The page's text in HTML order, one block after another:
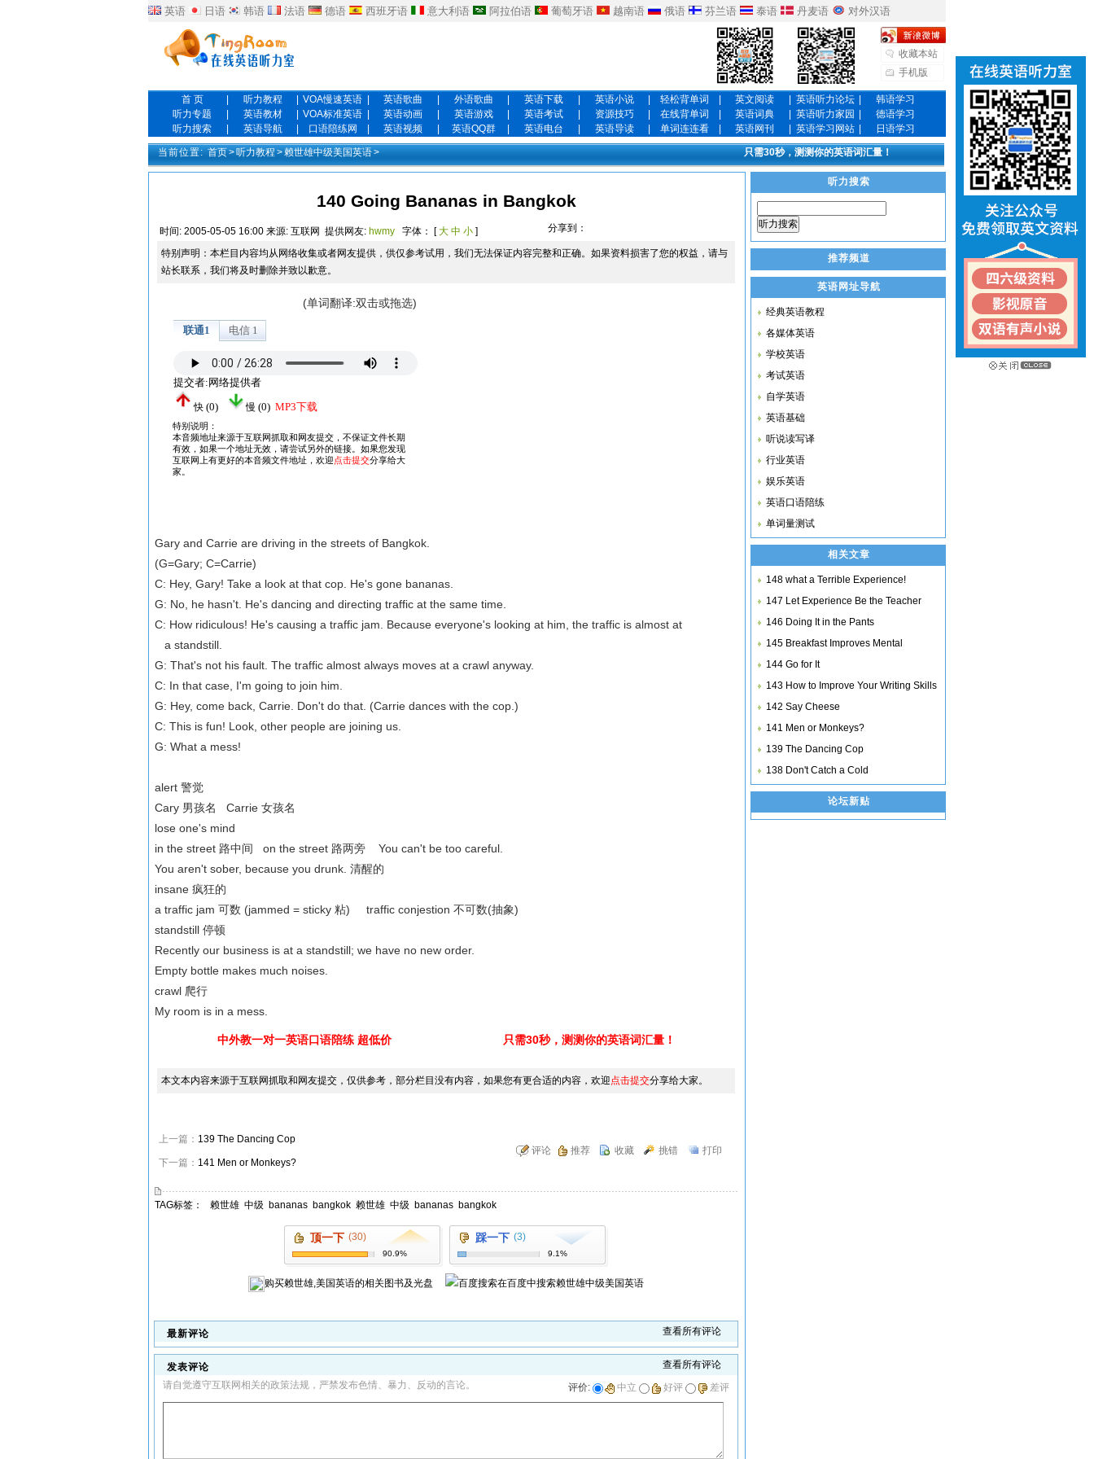
英语 日语 韩语 法语 德语 西班牙语 意大利语 阿拉伯语 葡萄牙语 越南语 俄语 芬兰语 泰语 丹麦语 对外汉语
收藏本站
手机版
首 页 听力教程 VOA慢速英语 英语歌曲 外语歌曲 英语下载 英语小说 轻松背单词 英文阅读 英语听力论坛
韩语学习
听力专题
英语教材 VOA标准英语 英语动画 英语游戏 英语考试 资源技巧 在线背单词 英语词典 英语听力家园
德语学习
听力搜索
英语导航 口语陪练网 英语视频 英语QQ群 英语电台 英语导读 单词连连看 英语网刊 英语学习网站 日语学习
当前位置: 首页>听力教程 >赖世雄中级美国英语> 只需30秒，测测你的英语词汇量！
140 Going Bananas in Bangkok
时间: 2005-05-05 16:00 来源: 互联网 提供网友: hwmy 字体： [大 中 小 ] 分享到：
特别声明：本栏目内容均从网络收集或者网友提供，供仅参考试用，我们无法保证内容完整和正确。如果资料损害了您的权益，请与
站长联系，我们将及时删除并致以歉意。
(单词翻译:双击或拖选)
Gary and Carrie are driving in the streets of Bangkok.
(G=Gary; C=Carrie)
C: Hey, Gary! Take a look at that cop. He's gone bananas.
G: No, he hasn't. He's dancing and directing traffic at the same time.
C: How ridiculous! He's causing a traffic jam. Because everyone's looking at him, the traffic is almost at
a standstill.
G: That's not his fault. The traffic almost always moves at a crawl anyway.
C: In that case, I'm going to join him.
G: Hey, come back, Carrie. Don't do that. (Carrie dances with the cop.)
C: This is fun! Look, other people are joining us.
G: What a mess!
alert 警觉
Cary 男孩名 Carrie 女孩名
lose one's mind
in the street 路中间 on the street 路两旁 You can't be too careful.
You aren't sober, because you drunk. 清醒的
insane 疯狂的
a traffic jam 可数 (jammed = sticky 粘) traffic conjestion 不可数(抽象)
standstill 停顿
Recently our business is at a standstill; we have no new order.
Empty bottle makes much noises.
crawl 爬行
My room is in a mess.
中外教一对一英语口语陪练 超低价 只需30秒，测测你的英语词汇量！
本文本内容来源于互联网抓取和网友提交，仅供参考，部分栏目没有内容，如果您有更合适的内容，欢迎点击提交分享给大家。
上一篇： 139 The Dancing Cop
下一篇： 141 Men or Monkeys?
评论 推荐 收藏 挑错 打印
TAG标签： 赖世雄 中级 bananas bangkok 赖世雄 中级 bananas bangkok
顶一下 (30)
90.9%
踩一下 (3)
9.1%
购买赖世雄,美国英语的相关图书及光盘 在百度中搜索赖世雄中级美国英语
最新评论 查看所有评论
发表评论
查看所有评论
请自觉遵守互联网相关的政策法规，严禁发布色情、暴力、反动的言论。
评价: 中立 好评 差评
听力搜索
听力搜索
推荐频道
英语网址导航
经典英语教程
各媒体英语
学校英语
考试英语
自学英语
英语基础
听说读写译
行业英语
娱乐英语
英语口语陪练
单词量测试
相关文章
148 what a Terrible Experience!
147 Let Experience Be the Teacher
146 Doing It in the Pants
145 Breakfast Improves Mental
Sharpness
144 Go for It
143 How to Improve Your Writing Skills
142 Say Cheese
141 Men or Monkeys?
139 The Dancing Cop
138 Don't Catch a Cold
论坛新贴